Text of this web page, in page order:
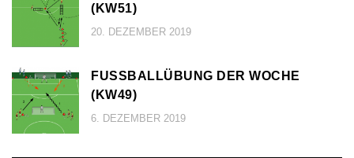
KW51)
20. DEZEMBER 2019
FUSSBALLÜBUNG DER WOCHE (
KW49)
6. DEZEMBER 2019